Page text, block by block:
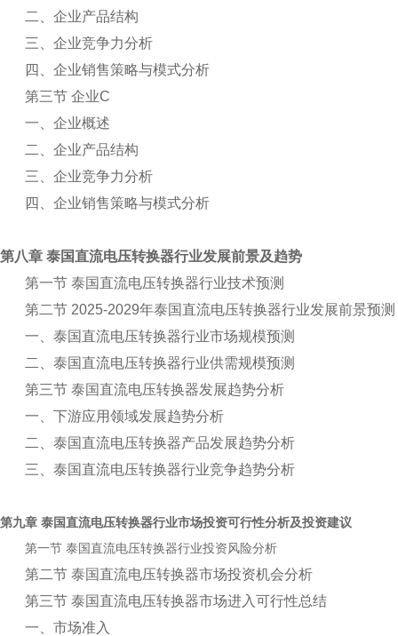
二、企业产品结构
三、企业竞争力分析
四、企业销售策略与模式分析
第三节 企业C
一、企业概述
二、企业产品结构
三、企业竞争力分析
四、企业销售策略与模式分析
第八章 泰国直流电压转换器行业发展前景及趋势
第一节 泰国直流电压转换器行业技术预测
第二节 2025-2029年泰国直流电压转换器行业发展前景预测
一、泰国直流电压转换器行业市场规模预测
二、泰国直流电压转换器行业供需规模预测
第三节 泰国直流电压转换器发展趋势分析
一、下游应用领域发展趋势分析
二、泰国直流电压转换器产品发展趋势分析
三、泰国直流电压转换器行业竞争趋势分析
第九章 泰国直流电压转换器行业市场投资可行性分析及投资建议
第一节 泰国直流电压转换器行业投资风险分析
第二节 泰国直流电压转换器市场投资机会分析
第三节 泰国直流电压转换器市场进入可行性总结
一、市场准入